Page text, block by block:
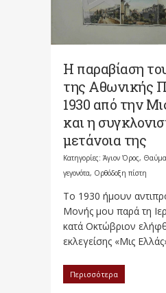
Η παραβίαση
της Αθωνικής
1930 από την
και η
μετάνοια της
Κατηγορίες: Άγιον Όρος,
γεγονότα, Ορθόδοξη πίστη
Το 1930 ήμουν
Μονής μου παρά τη
κατά Οκτώβριον
εκλεγείσης «Μις
Περισσότερα